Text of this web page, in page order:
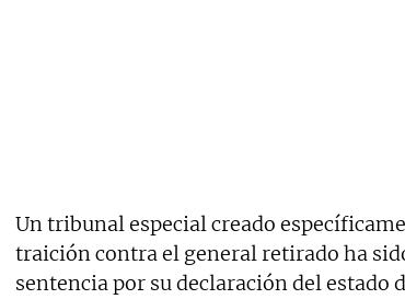
Un tribunal especial creado
traición contra el general retirado ha
sentencia por su declaración del estado